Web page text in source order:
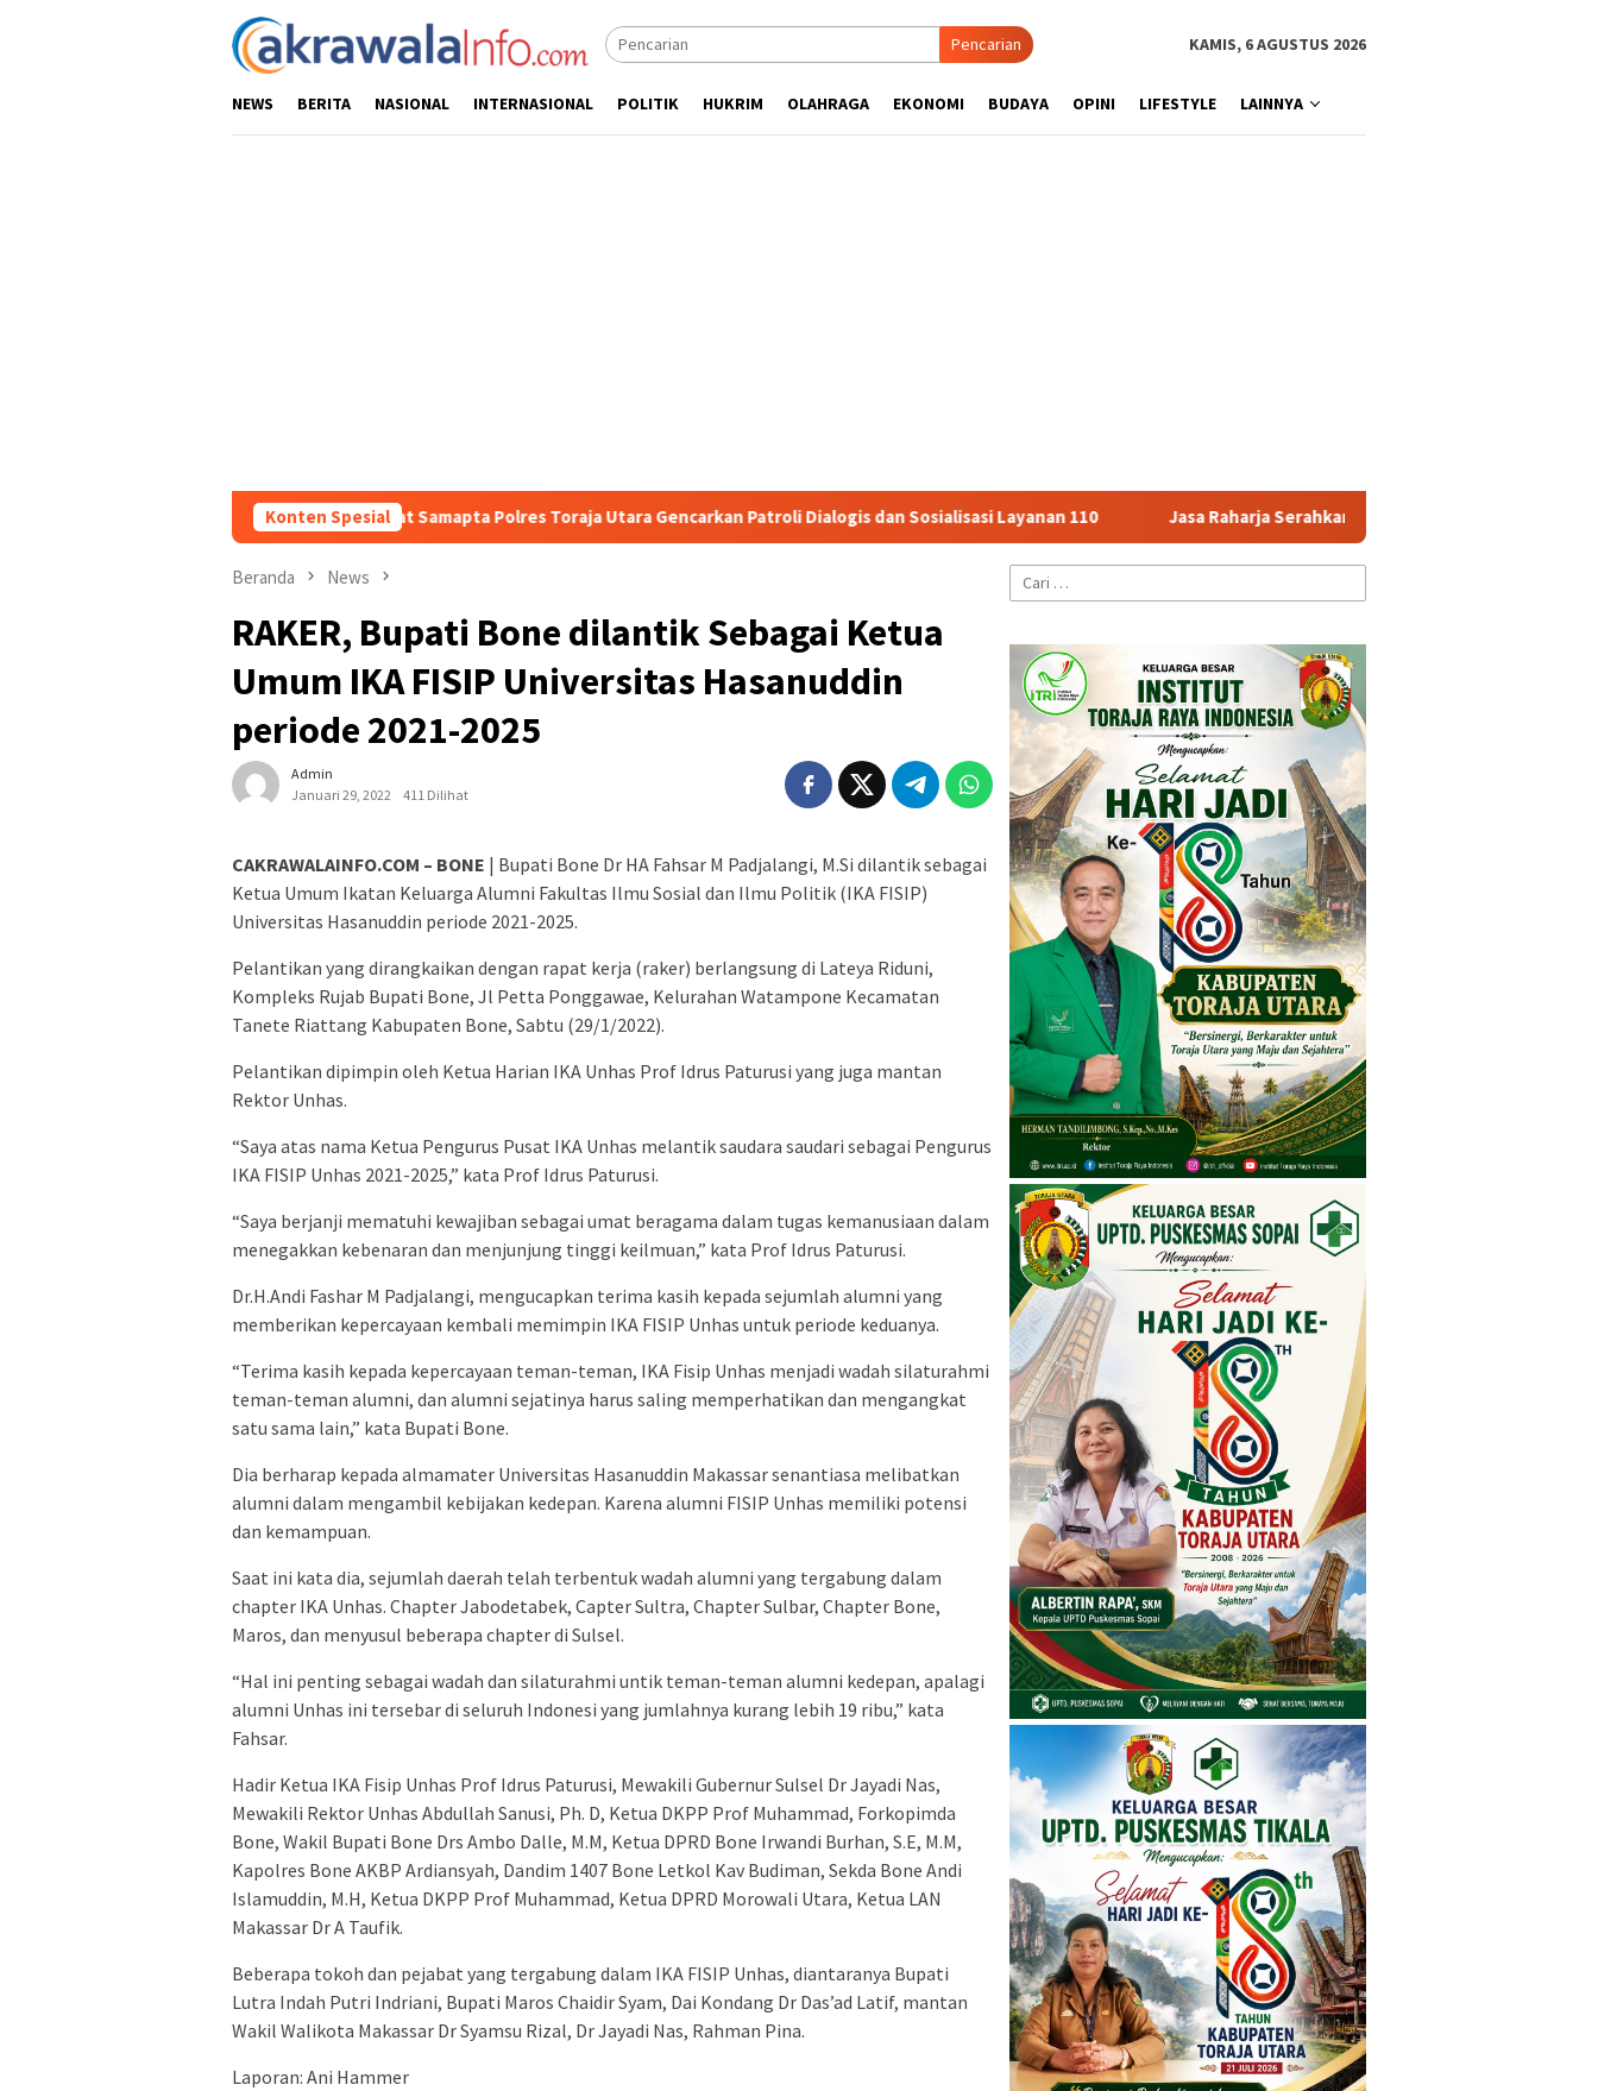
Pencarian KAMIS, 6 AGUSTUS 2026
NEWS BERITA NASIONAL INTERNASIONAL POLITIK HUKRIM OLAHRAGA EKONOMI BUDAYA OPINI LIFESTYLE LAINNYA
Konten Spesial
Kondusifitas Wilayah, Sat Samapta Polres Toraja Utara Gencarkan Patroli Dialogis dan Sosialisasi Layanan 110 Jasa Raharja Serahkan Santunan kepada Ahli Waris Korban Kebakaran KM
Beranda News
RAKER, Bupati Bone dilantik Sebagai Ketua
Umum IKA FISIP Universitas Hasanuddin
periode 2021-2025
Admin
Januari 29, 2022
411 Dilihat
CAKRAWALAINFO.COM – BONE | Bupati Bone Dr HA Fahsar M Padjalangi, M.Si dilantik sebagai
Ketua Umum Ikatan Keluarga Alumni Fakultas Ilmu Sosial dan Ilmu Politik (IKA FISIP)
Universitas Hasanuddin periode 2021-2025.
Pelantikan yang dirangkaikan dengan rapat kerja (raker) berlangsung di Lateya Riduni,
Kompleks Rujab Bupati Bone, Jl Petta Ponggawae, Kelurahan Watampone Kecamatan
Tanete Riattang Kabupaten Bone, Sabtu (29/1/2022).
Pelantikan dipimpin oleh Ketua Harian IKA Unhas Prof Idrus Paturusi yang juga mantan
Rektor Unhas.
“Saya atas nama Ketua Pengurus Pusat IKA Unhas melantik saudara saudari sebagai Pengurus
IKA FISIP Unhas 2021-2025,” kata Prof Idrus Paturusi.
“Saya berjanji mematuhi kewajiban sebagai umat beragama dalam tugas kemanusiaan dalam
menegakkan kebenaran dan menjunjung tinggi keilmuan,” kata Prof Idrus Paturusi.
Dr.H.Andi Fashar M Padjalangi, mengucapkan terima kasih kepada sejumlah alumni yang
memberikan kepercayaan kembali memimpin IKA FISIP Unhas untuk periode keduanya.
“Terima kasih kepada kepercayaan teman-teman, IKA Fisip Unhas menjadi wadah silaturahmi
teman-teman alumni, dan alumni sejatinya harus saling memperhatikan dan mengangkat
satu sama lain,” kata Bupati Bone.
Dia berharap kepada almamater Universitas Hasanuddin Makassar senantiasa melibatkan
alumni dalam mengambil kebijakan kedepan. Karena alumni FISIP Unhas memiliki potensi
dan kemampuan.
Saat ini kata dia, sejumlah daerah telah terbentuk wadah alumni yang tergabung dalam
chapter IKA Unhas. Chapter Jabodetabek, Capter Sultra, Chapter Sulbar, Chapter Bone,
Maros, dan menyusul beberapa chapter di Sulsel.
“Hal ini penting sebagai wadah dan silaturahmi untik teman-teman alumni kedepan, apalagi
alumni Unhas ini tersebar di seluruh Indonesi yang jumlahnya kurang lebih 19 ribu,” kata
Fahsar.
Hadir Ketua IKA Fisip Unhas Prof Idrus Paturusi, Mewakili Gubernur Sulsel Dr Jayadi Nas,
Mewakili Rektor Unhas Abdullah Sanusi, Ph. D, Ketua DKPP Prof Muhammad, Forkopimda
Bone, Wakil Bupati Bone Drs Ambo Dalle, M.M, Ketua DPRD Bone Irwandi Burhan, S.E, M.M,
Kapolres Bone AKBP Ardiansyah, Dandim 1407 Bone Letkol Kav Budiman, Sekda Bone Andi
Islamuddin, M.H, Ketua DKPP Prof Muhammad, Ketua DPRD Morowali Utara, Ketua LAN
Makassar Dr A Taufik.
Beberapa tokoh dan pejabat yang tergabung dalam IKA FISIP Unhas, diantaranya Bupati
Lutra Indah Putri Indriani, Bupati Maros Chaidir Syam, Dai Kondang Dr Das’ad Latif, mantan
Wakil Walikota Makassar Dr Syamsu Rizal, Dr Jayadi Nas, Rahman Pina.
Laporan: Ani Hammer
Cari
untuk: